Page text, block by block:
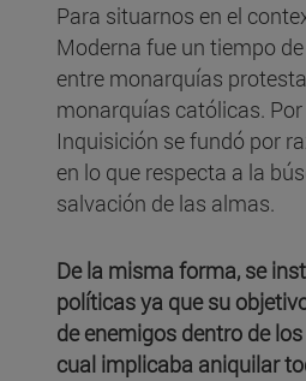
Para situarnos en el
Moderna fue un tiempo
entre monarquías
monarquías católicas.
Inquisición se fundó por
en lo que respecta a la
salvación de las almas.
De la misma forma, se
políticas ya que su
de enemigos dentro de
cual implicaba aniquilar